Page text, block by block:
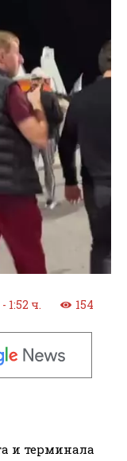
1:52 ч. 154
и терминала